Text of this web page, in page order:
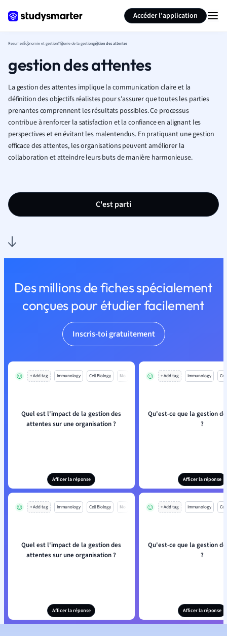
Accéder l'application
ResumesÉconomie et gestionThéorie de la gestiongestion des attentes
gestion des attentes
La gestion des attentes implique la communication claire et la
définition des objectifs réalistes pour s'assurer que toutes les parties
prenantes comprennent les résultats possibles. Ce processus
contribue à renforcer la satisfaction et la confiance en alignant les
perspectives et en évitant les malentendus. En pratiquant une gestion
efficace des attentes, les organisations peuvent améliorer la
collaboration et atteindre leurs buts de manière harmonieuse.
C'est parti
Des millions de fiches spécialement
conçues pour étudier facilement
Inscris-toi gratuitement
+ Add tag Immunology Cell Biology Mo
Quel est l'impact de la gestion des
attentes sur une organisation ?
Afficer la réponse
+ Add tag Immunology
Qu'est-ce que la gestion
?
Afficer la réponse
+ Add tag Immunology Cell Biology Mo
Quel est l'impact de la gestion des
attentes sur une organisation ?
Afficer la réponse
+ Add tag Immunology
Qu'est-ce que la gestion
?
Afficer la réponse
Résumer la page